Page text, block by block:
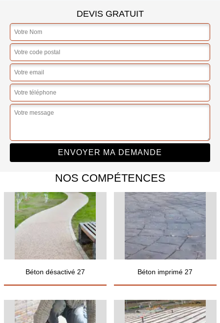
DEVIS GRATUIT
NOS COMPÉTENCES
Béton désactivé 27 Béton imprimé 27